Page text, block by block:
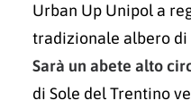
Urban Up Unipol a
tradizionale albero di
Sarà un abete alto
di Sole del Trentino